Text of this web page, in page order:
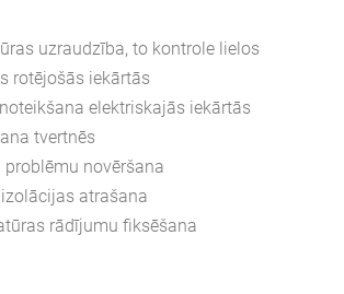
uzraudzība, to kontrole lielos
rotējošās iekārtās
elektriskajās iekārtās
tvertnēs
novēršana
atrašana
rādījumu fiksēšana